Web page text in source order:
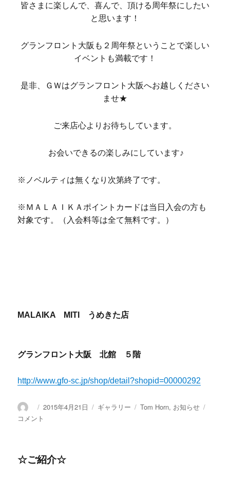
皆さまに楽しんで、喜んで、頂ける周年祭にしたい
と思います！
グランフロント大阪も２周年祭ということで楽しい
イベントも満載です！
是非、ＧＷはグランフロント大阪へお越しください
ませ★
ご来店心よりお待ちしています。
お会いできるの楽しみにしています♪
※ノベルティは無くなり次第終了です。
※ＭＡＬＡＩＫＡポイントカードは当日入会の方も
対象です。（入会料等は全て無料です。）
MALAIKA MITI うめきた店
グランフロント大阪 北館 ５階
http://www.gfo-sc.jp/shop/detail?shopid=00000292
投
稿
投
2015年4月21日
フ
ギャラリー
カ
Tom Horn, お知らせ
コメント
☆ご紹介☆